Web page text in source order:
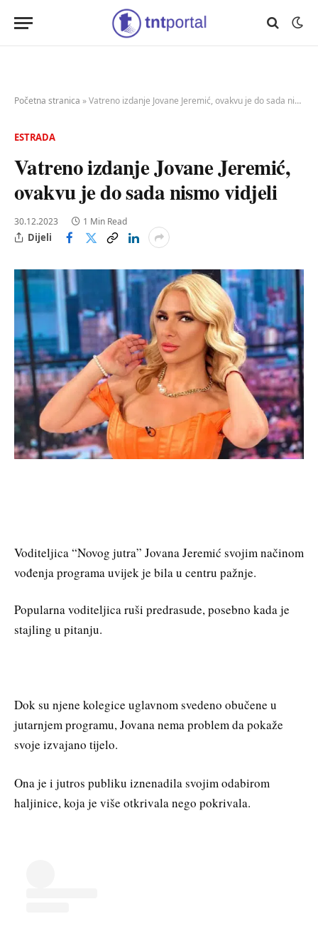
Početna stranica »Vatreno izdanje Jovane Jeremić, ovakvu je do sada nismo vidjeli
ESTRADA
Vatreno izdanje Jovane Jeremić,
ovakvu je do sada nismo vidjeli
30.12.2023 1 Min Read
Dijeli
Voditeljica “Novog jutra” Jovana Jeremić svojim načinom
vođenja programa uvijek je bila u centru pažnje.
Popularna voditeljica ruši predrasude, posebno kada je
stajling u pitanju.
Dok su njene kolegice uglavnom svedeno obučene u
jutarnjem programu, Jovana nema problem da pokaže
svoje izvajano tijelo.
Ona je i jutros publiku iznenadila svojim odabirom
haljinice, koja je više otkrivala nego pokrivala.